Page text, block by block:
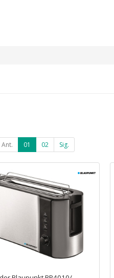
Ant. 01 02 Sig.